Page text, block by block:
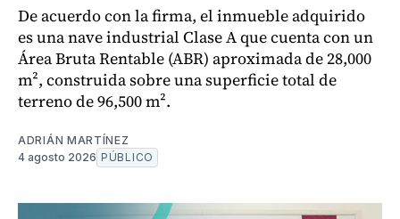
De acuerdo con la firma, el inmueble adquirido
es una nave industrial Clase A que cuenta con un
Área Bruta Rentable (ABR) aproximada de 28,000
m², construida sobre una superficie total de
terreno de 96,500 m².
ADRIÁN MARTÍNEZ
4 agosto 2026 PÚBLICO